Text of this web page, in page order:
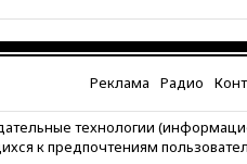
пострадали при
области
вчера, 17:25В
Сочи и Геленджика
Реклама Радио
технологии
к предпочтениям